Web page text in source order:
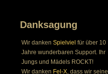
Danksagung
Wir danken Spielviel für über 10
Jahre wunderbaren Support. Ihr
Jungs und Mädels ROCKT!
Wir danken Fel-X, dass wir seine